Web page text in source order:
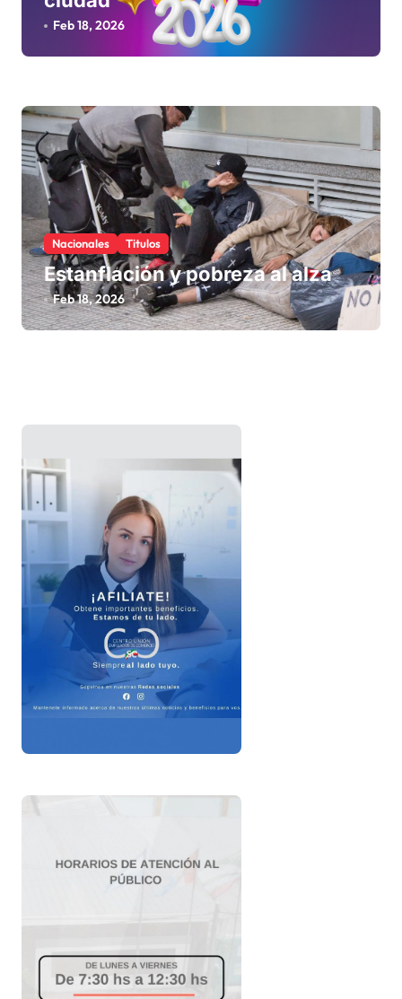
Feb 18, 2026
Nacionales Titulos
Estanflación y pobreza al alza
Feb 18, 2026